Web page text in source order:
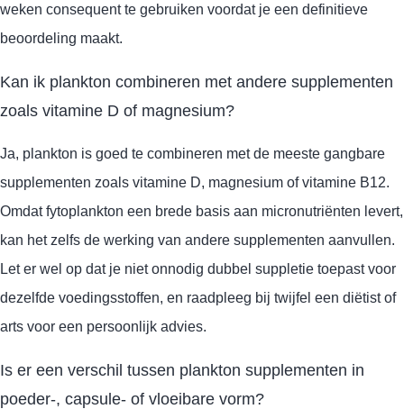
weken consequent te gebruiken voordat je een definitieve
beoordeling maakt.
Kan ik plankton combineren met andere supplementen
zoals vitamine D of magnesium?
Ja, plankton is goed te combineren met de meeste gangbare
supplementen zoals vitamine D, magnesium of vitamine B12.
Omdat fytoplankton een brede basis aan micronutriënten levert,
kan het zelfs de werking van andere supplementen aanvullen.
Let er wel op dat je niet onnodig dubbel suppletie toepast voor
dezelfde voedingsstoffen, en raadpleeg bij twijfel een diëtist of
arts voor een persoonlijk advies.
Is er een verschil tussen plankton supplementen in
poeder-, capsule- of vloeibare vorm?